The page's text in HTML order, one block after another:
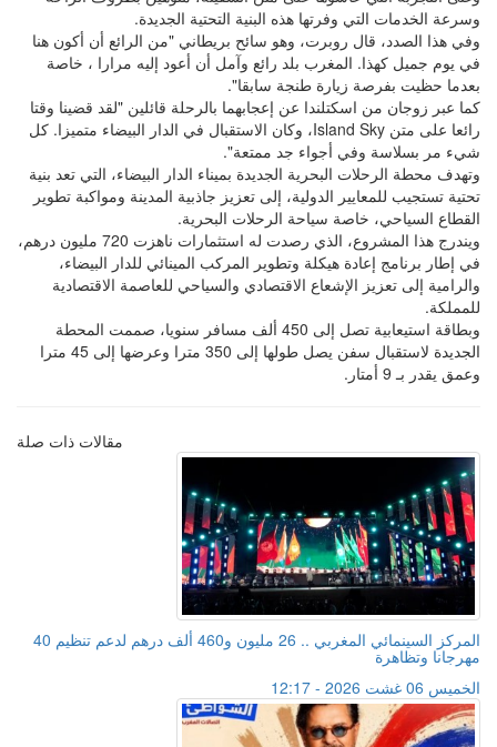
وسرعة الخدمات التي وفرتها هذه البنية التحتية الجديدة.
وفي هذا الصدد، قال روبرت، وهو سائح بريطاني "من الرائع أن أكون هنا
في يوم جميل كهذا. المغرب بلد رائع وآمل أن أعود إليه مرارا ، خاصة
بعدما حظيت بفرصة زيارة طنجة سابقا".
كما عبر زوجان من اسكتلندا عن إعجابهما بالرحلة قائلين "لقد قضينا وقتا
رائعا على متن Island Sky، وكان الاستقبال في الدار البيضاء متميزا. كل
شيء مر بسلاسة وفي أجواء جد ممتعة".
وتهدف محطة الرحلات البحرية الجديدة بميناء الدار البيضاء، التي تعد بنية
تحتية تستجيب للمعايير الدولية، إلى تعزيز جاذبية المدينة ومواكبة تطوير
القطاع السياحي، خاصة سياحة الرحلات البحرية.
ويندرج هذا المشروع، الذي رصدت له استثمارات ناهزت 720 مليون درهم،
في إطار برنامج إعادة هيكلة وتطوير المركب المينائي للدار البيضاء،
والرامية إلى تعزيز الإشعاع الاقتصادي والسياحي للعاصمة الاقتصادية
للمملكة.
وبطاقة استيعابية تصل إلى 450 ألف مسافر سنويا، صممت المحطة
الجديدة لاستقبال سفن يصل طولها إلى 350 مترا وعرضها إلى 45 مترا
وعمق يقدر بـ 9 أمتار.
مقالات ذات صلة
المركز السينمائي المغربي .. 26 مليون و460 ألف درهم لدعم تنظيم 40
مهرجانا وتظاهرة
الخميس 06 غشت 2026 - 12:17